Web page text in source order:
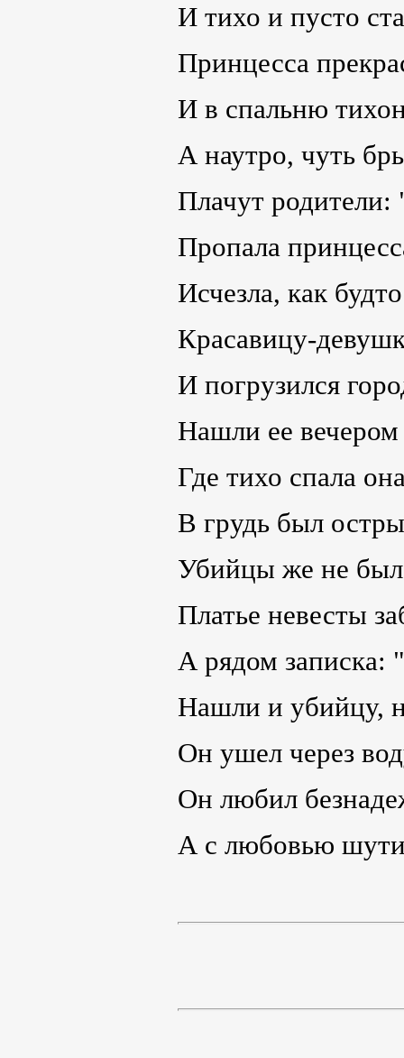
И тихо и пусто
Принцесса
И в спальню
А наутро, чуть
Плачут
Пропала
Исчезла, как
Красавицу-
И погрузился
Нашли ее
Где тихо спала
В грудь был
Убийцы же не
Платье невесты
А рядом записка:
Нашли и убийцу,
Он ушел через
Он любил
А с любовью